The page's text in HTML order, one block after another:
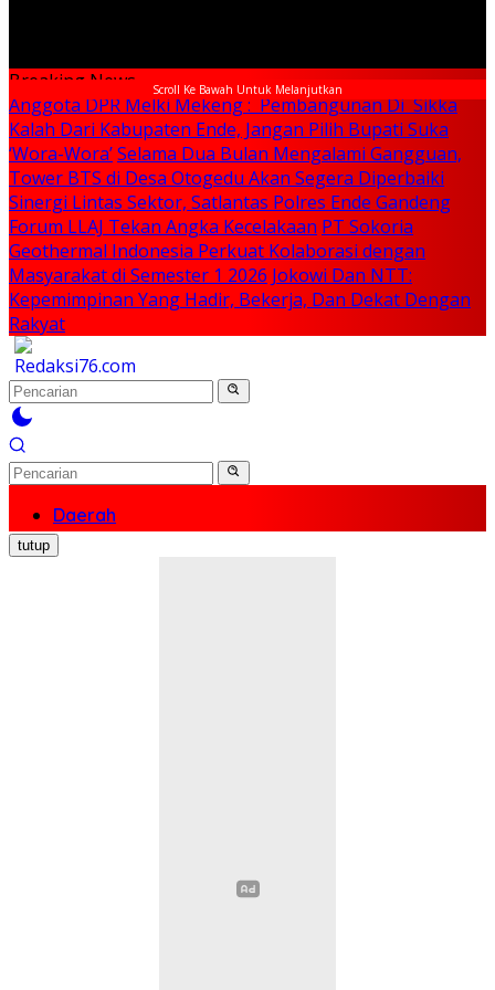
Scroll Ke Bawah Untuk Melanjutkan
Breaking News
Anggota DPR Melki Mekeng : Pembangunan Di Sikka
Kalah Dari Kabupaten Ende, Jangan Pilih Bupati Suka
‘Wora-Wora’Selama Dua Bulan Mengalami Gangguan,
Tower BTS di Desa Otogedu Akan Segera Diperbaiki
Sinergi Lintas Sektor, Satlantas Polres Ende Gandeng
Forum LLAJ Tekan Angka Kecelakaan PT Sokoria
Geothermal Indonesia Perkuat Kolaborasi dengan
Masyarakat di Semester 1 2026 Jokowi Dan NTT:
Kepemimpinan Yang Hadir, Bekerja, Dan Dekat Dengan
Rakyat
Daerah
Nasional
Politik
tutup